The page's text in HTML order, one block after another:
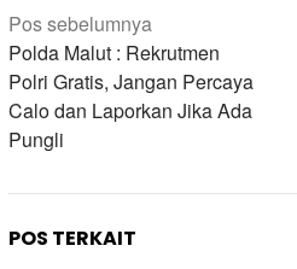
Navigasi
pos
Pos sebelumnya
Polda Malut : Rekrutmen
Polri Gratis, Jangan Percaya
Calo dan Laporkan Jika Ada
Pungli
POS TERKAIT